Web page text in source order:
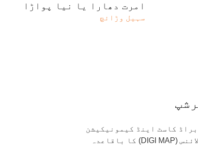
امرت دھارا یا نیا پواڑا
سہیل وڑائچ
کاسٹ اینڈ کیمونیکیشن
) ڈیجٹیل میڈیاالائنس (DIGI MAP) کا باقاعدہ